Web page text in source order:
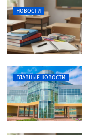
НОВОСТИ
ГЛАВНЫЕ НОВОСТИ